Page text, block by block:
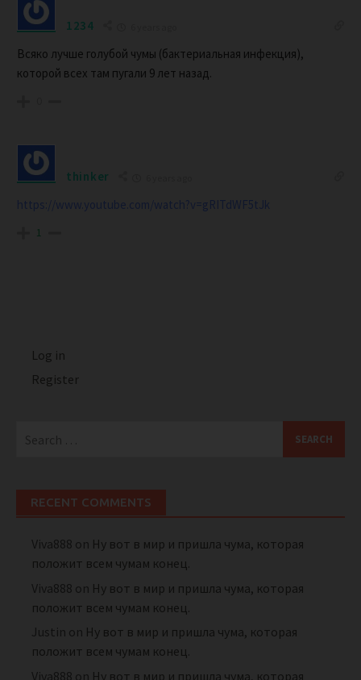
1234
Всяко лучше голубой чумы (бактериальная инфекция),
которой всех там пугали 9 лет назад.
thinker
https://www.youtube.com/watch?v=gRITdWF5tJk
1
Log in
Register
RECENT COMMENTS
Viva888 on Ну вот в мир и пришла чума, которая
положит всем чумам конец.
Viva888 on Ну вот в мир и пришла чума, которая
положит всем чумам конец.
Justin on Ну вот в мир и пришла чума, которая
положит всем чумам конец.
Viva888 on Ну вот в мир и пришла чума, которая